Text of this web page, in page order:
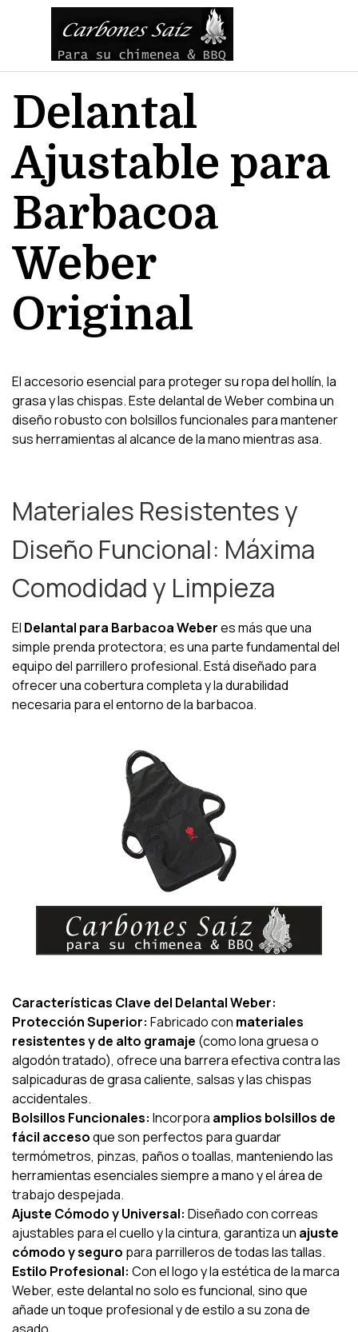
Vaya al Contenido
Saltar menú
Delantal
Ajustable para
Barbacoa
Weber
Original
El accesorio esencial para proteger su ropa del hollín, la
grasa y las chispas. Este delantal de Weber combina un
diseño robusto con bolsillos funcionales para mantener
sus herramientas al alcance de la mano mientras asa.
Materiales Resistentes y
Diseño Funcional: Máxima
Comodidad y Limpieza
El Delantal para Barbacoa Weberes más que una
simple prenda protectora; es una parte fundamental del
equipo del parrillero profesional. Está diseñado para
ofrecer una cobertura completa y la durabilidad
necesaria para el entorno de la barbacoa.
Características Clave del Delantal Weber:
Protección Superior: Fabricado con materiales
resistentes y de alto gramaje (como lona gruesa o
algodón tratado), ofrece una barrera efectiva contra las
salpicaduras de grasa caliente, salsas y las chispas
accidentales.
Bolsillos Funcionales: Incorpora amplios bolsillos de
fácil accesoque son perfectos para guardar
termómetros, pinzas, paños o toallas, manteniendo las
herramientas esenciales siempre a mano y el área de
trabajo despejada.
Ajuste Cómodo y Universal: Diseñado con correas
ajustables para el cuello y la cintura, garantiza un ajuste
cómodo y seguro para parrilleros de todas las tallas.
Estilo Profesional: Con el logo y la estética de la marca
Weber, este delantal no solo es funcional, sino que
añade un toque profesional y de estilo a su zona de